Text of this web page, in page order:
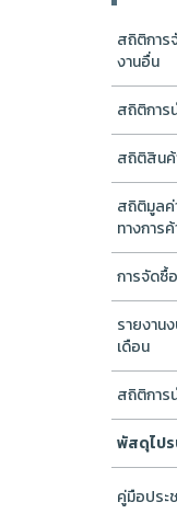
สถิติการ
งานอื่น
สถิติการ
สถิติสินค้
สถิติมูลค่
ทางการ
การจัดซื้
รายงาน
เดือน
สถิติการ
พัสดุไปร
คู่มือประ